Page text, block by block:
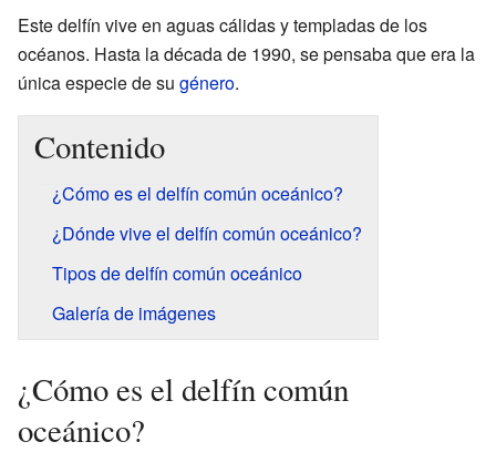
Este delfín vive en aguas cálidas y templadas de los
océanos. Hasta la década de 1990, se pensaba que era la
única especie de su género.
Contenido
¿Cómo es el delfín común oceánico?
¿Dónde vive el delfín común oceánico?
Tipos de delfín común oceánico
Galería de imágenes
¿Cómo es el delfín común
oceánico?